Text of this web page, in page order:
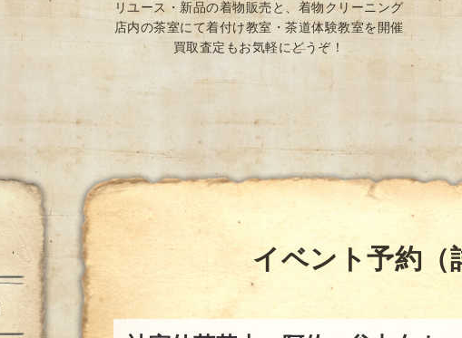
リユース・新品の着物販売と、着物クリーニング
店内の茶室にて着付け教室・茶道体験教室を開催
買取査定もお気軽にどうぞ！
イベント予約（